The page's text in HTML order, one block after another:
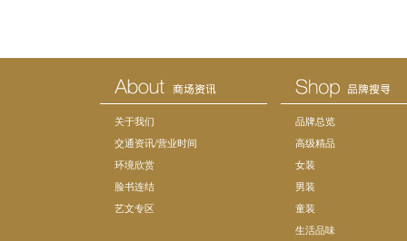
关于我们
交通资讯/营业时间
环境欣赏
脸书连结
艺文专区
品牌总览
高级精品
女装
男装
童装
生活品味